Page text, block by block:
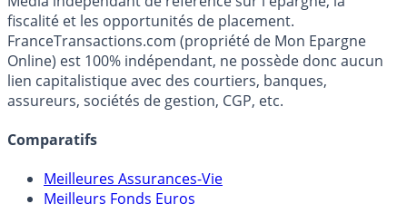
Premier guide épargne de France, en ligne depuis 2001.
Média indépendant de référence sur l'épargne, la
fiscalité et les opportunités de placement.
FranceTransactions.com (propriété de Mon Epargne
Online) est 100% indépendant, ne possède donc aucun
lien capitalistique avec des courtiers, banques,
assureurs, sociétés de gestion, CGP, etc.
Comparatifs